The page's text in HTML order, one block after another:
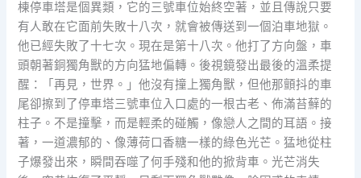
棟停車塔是個異類，它的三號車位始終空著，並且傳說只要
有人敢在它面前失敗十八次，就會被傳送到一個泊車地獄。
他已經失敗了十七次。現在是第十八次。他打了方向盤，車
頭朝著銅獨角獸的方向猛地偏轉。後視鏡發出最後的溫柔提
醒：「再見，世界。」他沒有撞上獨角獸，但他那顫抖的車
尾卻擦到了停車塔三號車位入口處的一根古老、佈滿苔蘚的
柱子。不是撞擊，而是輕柔的碰觸，像戀人之間的耳語。接
著，一道濃郁的、像薄荷口香糖一樣的綠色光芒。猛地從柱
子爆發出來，瞬間吞噬了何手殘和他的掀背車。光芒消失